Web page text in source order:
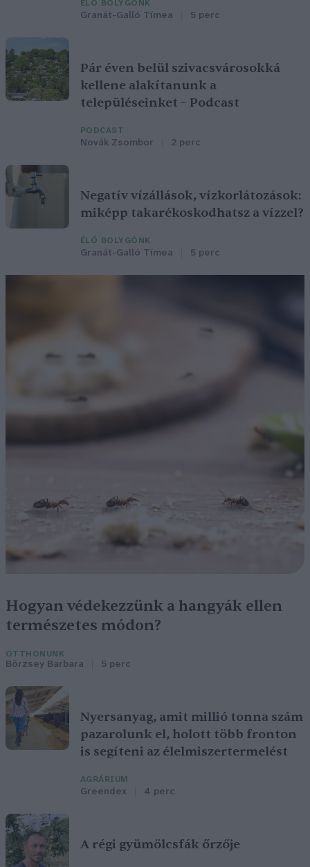
ÉLŐ BOLYGÓNK
Granát-Galló Tímea 5 perc
Pár éven belül szivacsvárosokká
kellene alakítanunk a
településeinket – Podcast
PODCAST
Novák Zsombor 2 perc
Negatív vízállások, vízkorlátozások:
miképp takarékoskodhatsz a vízzel?
ÉLŐ BOLYGÓNK
Granát-Galló Tímea 5 perc
Hogyan védekezzünk a hangyák ellen
természetes módon?
OTTHONUNK
Börzsey Barbara 5 perc
Nyersanyag, amit millió tonna szám
pazarolunk el, holott több fronton
is segíteni az élelmiszertermelést
AGRÁRIUM
Greendex 4 perc
A régi gyümölcsfák őrzője